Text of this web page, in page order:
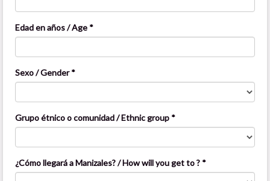
Edad en años / Age *
Sexo / Gender *
Grupo étnico o comunidad / Ethnic group *
¿Cómo llegará a Manizales? / How will you get to ? *